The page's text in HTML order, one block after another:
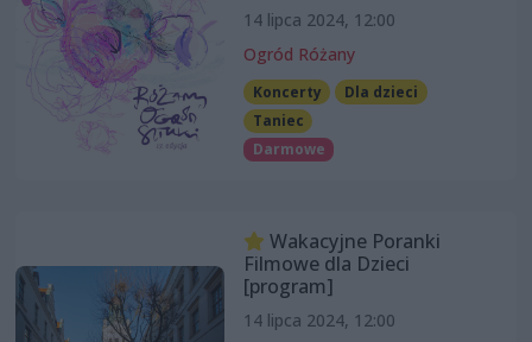
14 lipca 2024, 12:00
Ogród Różany
Koncerty
Dla dzieci
Taniec
Darmowe
Wakacyjne Poranki
Filmowe dla Dzieci
[program]
14 lipca 2024, 12:00